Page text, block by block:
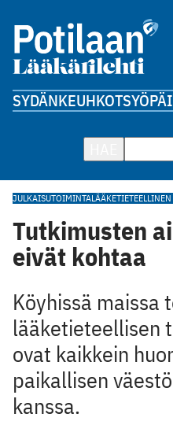
SYDÄNKEUHKOTSYÖPÄ
JULKAISUTOIMINTA
Tutkimusten
eivät kohtaa
Köyhissä maissa
lääketieteellisen
ovat kaikkein
paikallisen
kanssa.